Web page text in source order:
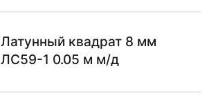
Латунный квадрат 8 мм
ЛС59-1 0.05 м м/д